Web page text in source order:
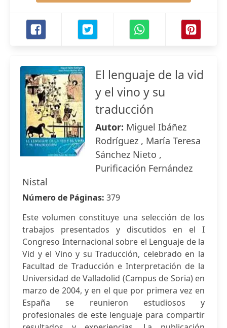
El lenguaje de la vid
y el vino y su
traducción
Autor: Miguel Ibáñez
Rodríguez , María Teresa
Sánchez Nieto ,
Purificación Fernández
Nistal
Número de Páginas: 379
Este volumen constituye una selección de los
trabajos presentados y discutidos en el I
Congreso Internacional sobre el Lenguaje de la
Vid y el Vino y su Traducción, celebrado en la
Facultad de Traducción e Interpretación de la
Universidad de Valladolid (Campus de Soria) en
marzo de 2004, y en el que por primera vez en
España se reunieron estudiosos y
profesionales de este lenguaje para compartir